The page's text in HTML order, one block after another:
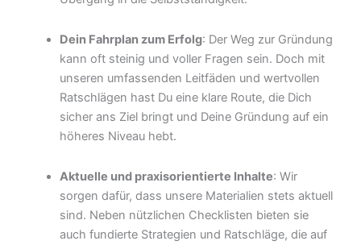
Dein Fahrplan zum Erfolg: Der Weg zur Gründung
kann oft steinig und voller Fragen sein. Doch mit
unseren umfassenden Leitfäden und wertvollen
Ratschlägen hast Du eine klare Route, die Dich
sicher ans Ziel bringt und Deine Gründung auf ein
höheres Niveau hebt.
Aktuelle und praxisorientierte Inhalte: Wir
sorgen dafür, dass unsere Materialien stets aktuell
sind. Neben nützlichen Checklisten bieten sie
auch fundierte Strategien und Ratschläge, die auf